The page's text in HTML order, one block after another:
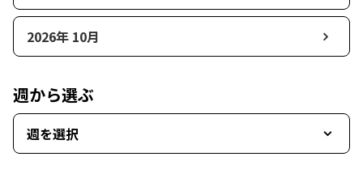
2026年 10月
週から選ぶ
週を選択